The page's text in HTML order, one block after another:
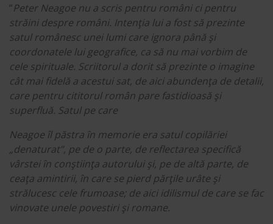
“Peter Neagoe nu a scris pentru români ci pentru
străini despre români. Intenţia lui a fost să prezinte
satul românesc unei lumi care ignora până şi
coordonatele lui geografice, ca să nu mai vorbim de
cele spirituale. Scriitorul a dorit să prezinte o imagine
cât mai fidelă a acestui sat, de aici abundenţa de detalii,
care pentru cititorul român pare fastidioasă şi
superfluă. Satul pe care
Neagoe îl păstra în memorie era satul copilăriei
„denaturat”, pe de o parte, de reflectarea specifică
vârstei în conştiinţa autorului şi, pe de altă parte, de
ceaţa amintirii, în care se pierd părţile urâte şi
strălucesc cele frumoase; de aici idilismul de care se fac
vinovate unele povestiri şi romane.